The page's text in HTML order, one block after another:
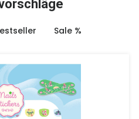
Sale %